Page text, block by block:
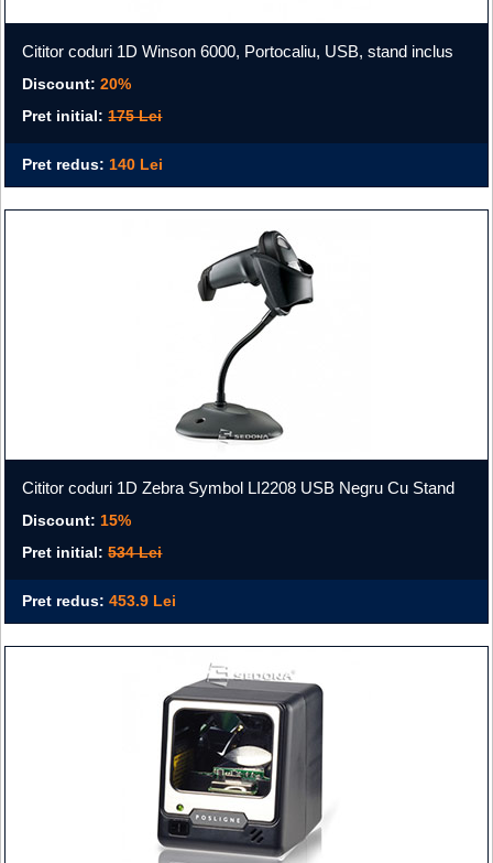
Cititor coduri 1D Winson 6000, Portocaliu, USB, stand inclus
Discount:20%
Pret initial:175 Lei
Pret redus: 140 Lei
Cititor coduri 1D Zebra Symbol LI2208 USB Negru Cu Stand
Discount: 15%
Pret initial:534 Lei
Pret redus:453.9 Lei